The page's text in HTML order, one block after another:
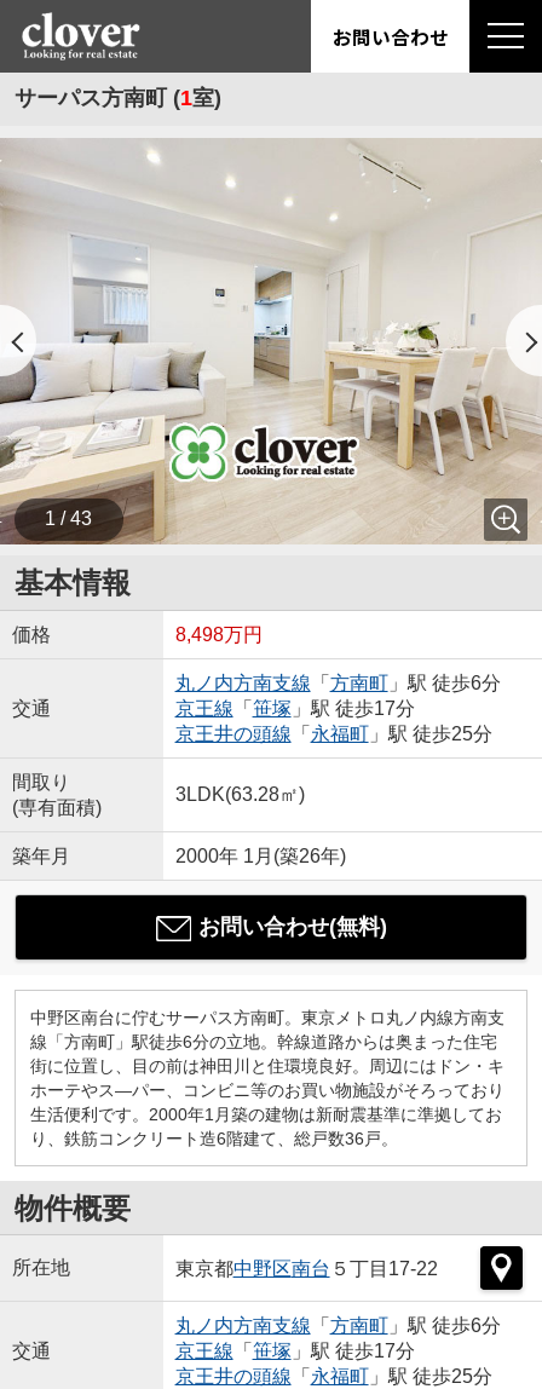
お問い合わせ
サーパス方南町 (1室)
1 / 43
基本情報
価格 8,498万円
交通
丸ノ内方南支線 「 方南町」駅 徒歩6分
京王線 「 笹塚 」駅 徒歩17分
京王井の頭線 「 永福町」駅 徒歩25分
間取り
(専有面積)
3LDK(63.28㎡)
築年月 2000年 1月(築26年)
お問い合わせ(無料)
中野区南台に佇むサーパス方南町。東京メトロ丸ノ内線方南支
線「方南町」駅徒歩6分の立地。幹線道路からは奥まった住宅
街に位置し、目の前は神田川と住環境良好。周辺にはドン・キ
ホーテやス―パー、コンビニ等のお買い物施設がそろっており
生活便利です。2000年1月築の建物は新耐震基準に準拠してお
り、鉄筋コンクリート造6階建て、総戸数36戸。
物件概要
所在地 東京都中野区南台 ５丁目17-22
交通
丸ノ内方南支線 「 方南町」駅 徒歩6分
京王線 「 笹塚 」駅 徒歩17分
京王井の頭線 「 永福町」駅 徒歩25分